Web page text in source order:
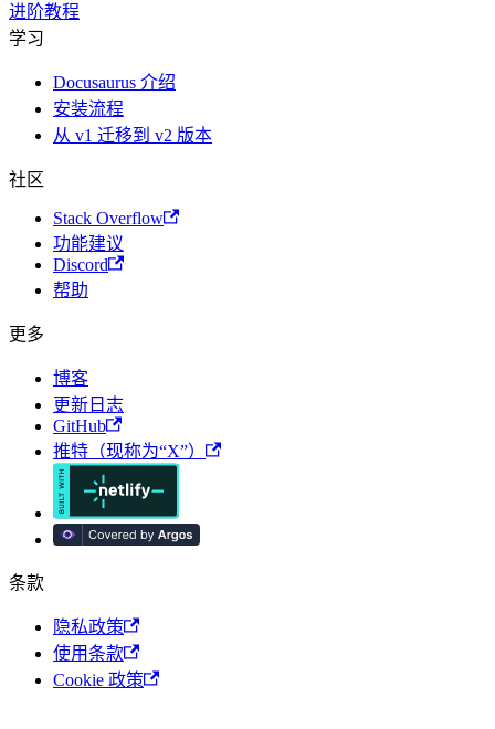
进阶教程
学习
Docusaurus 介绍
安装流程
从 v1 迁移到 v2 版本
社区
Stack Overflow
功能建议
Discord
帮助
更多
博客
更新日志
GitHub
推特（现称为“X”）
条款
隐私政策
使用条款
Cookie 政策